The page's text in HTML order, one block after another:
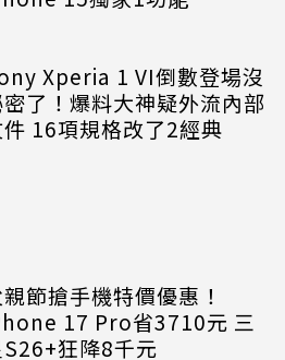
Xperia 1 VI倒數登場沒
了！爆料大神疑外流內部
件 16項規格改了2經典
節搶手機特價優惠！
17 Pro省3710元 三
S26+狂降8千元